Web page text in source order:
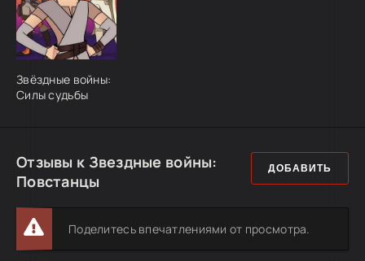
Звёздные войны:
Силы судьбы
Отзывы к Звездные войны:
Повстанцы
ДОБАВИТЬ
Поделитесь впечатлениями от просмотра.